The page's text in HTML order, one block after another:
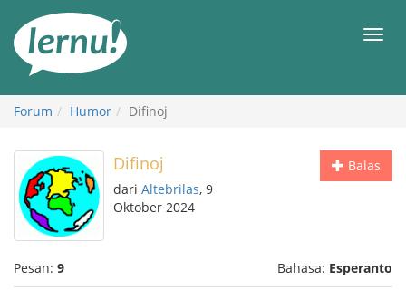
daftar
Forum Humor Difinoj
Balas
Difinoj
dari Altebrilas, 9
Oktober 2024
Pesan: 9 Bahasa: Esperanto